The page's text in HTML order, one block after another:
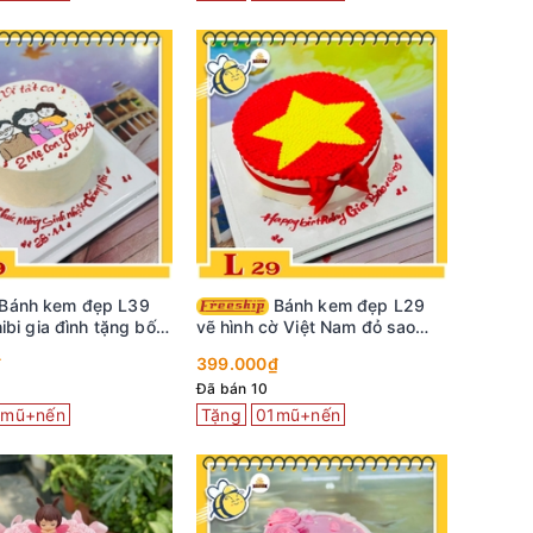
gia đình tặng bố
Bánh kem đẹp L29
vẽ hình cờ Việt Nam đỏ sao
399.000₫
Đã bán 10
Tặng 01mũ+nến